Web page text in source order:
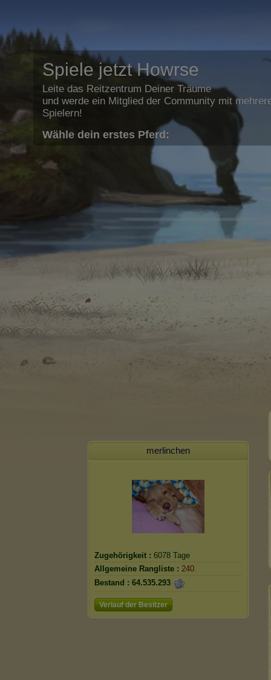
Spiele jetzt Howrse
Leite das Reitzentrum Deiner Träume
und werde ein Mitglied der Community mit
Spielern!
Wähle dein erstes Pferd:
merlinchen
Zugehörigkeit : 6078 Tage
Allgemeine Rangliste : 240.
Bestand : 64.535.293
Verlauf der Besitzer